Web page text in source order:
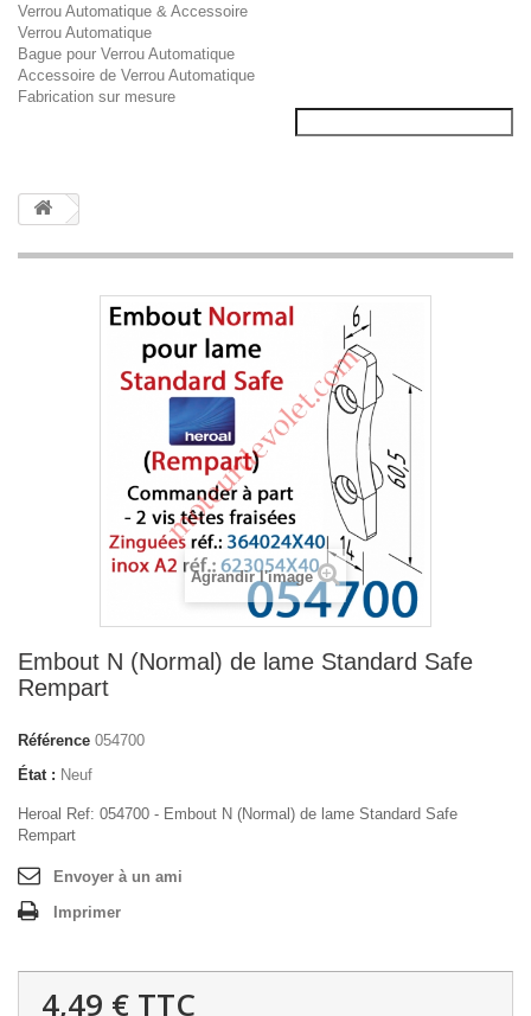
Verrou Automatique & Accessoire
Verrou Automatique
Bague pour Verrou Automatique
Accessoire de Verrou Automatique
Fabrication sur mesure
Agrandir l'image
Embout N (Normal) de lame Standard Safe
Rempart
Référence 054700
État : Neuf
Heroal Ref: 054700 - Embout N (Normal) de lame Standard Safe
Rempart
Envoyer à un ami
Imprimer
4,49 € TTC